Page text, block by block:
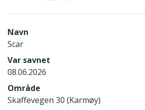
Navn
Scar
Var savnet
08.06.2026
Område
Skaffevegen 30 (Karmøy)